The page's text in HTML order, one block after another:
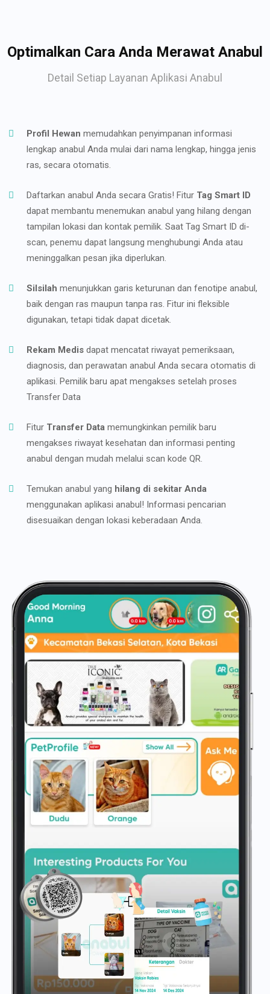
Optimalkan Cara Anda Merawat Anabul
Detail Setiap Layanan Aplikasi Anabul
Profil Hewan memudahkan penyimpanan informasi
lengkap anabul Anda mulai dari nama lengkap, hingga jenis
ras, secara otomatis.
Daftarkan anabul Anda secara Gratis! Fitur Tag Smart ID
dapat membantu menemukan anabul yang hilang dengan
tampilan lokasi dan kontak pemilik. Saat Tag Smart ID di-
scan, penemu dapat langsung menghubungi Anda atau
meninggalkan pesan jika diperlukan.
Silsilah menunjukkan garis keturunan dan fenotipe anabul,
baik dengan ras maupun tanpa ras. Fitur ini fleksible
digunakan, tetapi tidak dapat dicetak.
Rekam Medis dapat mencatat riwayat pemeriksaan,
diagnosis, dan perawatan anabul Anda secara otomatis di
aplikasi. Pemilik baru apat mengakses setelah proses
Transfer Data
Fitur Transfer Data memungkinkan pemilik baru
mengakses riwayat kesehatan dan informasi penting
anabul dengan mudah melalui scan kode QR.
Temukan anabul yang hilang di sekitar Anda
menggunakan aplikasi anabul! Informasi pencarian
disesuaikan dengan lokasi keberadaan Anda.